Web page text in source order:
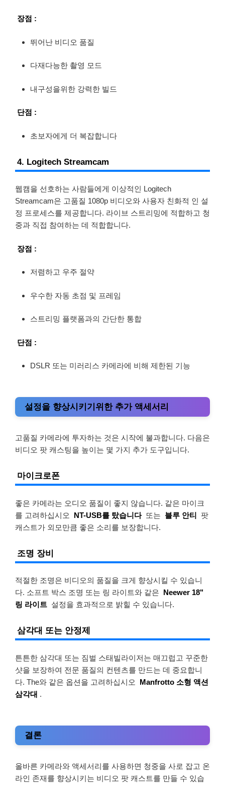
장점 :
뛰어난 비디오 품질
다재다능한 촬영 모드
내구성을위한 강력한 빌드
단점 :
초보자에게 더 복잡합니다
4. Logitech Streamcam
웹캠을 선호하는 사람들에게 이상적인 Logitech
Streamcam은 고품질 1080p 비디오와 사용자 친화적 인 설
정 프로세스를 제공합니다. 라이브 스트리밍에 적합하고 청
중과 직접 참여하는 데 적합합니다.
장점 :
저렴하고 우주 절약
우수한 자동 초점 및 프레임
스트리밍 플랫폼과의 간단한 통합
단점 :
DSLR 또는 미러리스 카메라에 비해 제한된 기능
설정을 향상시키기위한 추가 액세서리
고품질 카메라에 투자하는 것은 시작에 불과합니다. 다음은
비디오 팟 캐스팅을 높이는 몇 가지 추가 도구입니다.
마이크로폰
좋은 카메라는 오디오 품질이 좋지 않습니다. 같은 마이크
를 고려하십시오
NT-USB를 탔습니다 또는 블루 안티
팟
캐스트가 외모만큼 좋은 소리를 보장합니다.
조명 장비
적절한 조명은 비디오의 품질을 크게 향상시킬 수 있습니
다. 소프트 박스 조명 또는 링 라이트와 같은 Neewer 18"
링 라이트 설정을 효과적으로 밝힐 수 있습니다.
삼각대 또는 안정제
튼튼한 삼각대 또는 짐벌 스태빌라이저는 매끄럽고 꾸준한
샷을 보장하여 전문 품질의 컨텐츠를 만드는 데 중요합니
다. The와 같은 옵션을 고려하십시오
Manfrotto 소형 액션
삼각대 .
결론
올바른 카메라와 액세서리를 사용하면 청중을 사로 잡고 온
라인 존재를 향상시키는 비디오 팟 캐스트를 만들 수 있습